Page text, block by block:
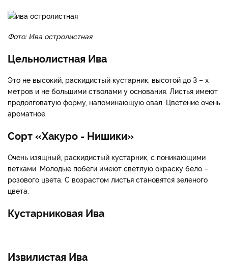
Фото: Ива остролистная
Цельнолистная Ива
Это не высокий, раскидистый кустарник, высотой до 3 – х
метров и не большими стволами у основания. Листья имеют
продолговатую форму, напоминающую овал. Цветение очень
ароматное.
Сорт «Хакуро - Нишики»
Очень изящный, раскидистый кустарник, с поникающими
ветками. Молодые побеги имеют светлую окраску бело –
розового цвета. С возрастом листья становятся зеленого
цвета.
Кустарниковая Ива
Извилистая Ива